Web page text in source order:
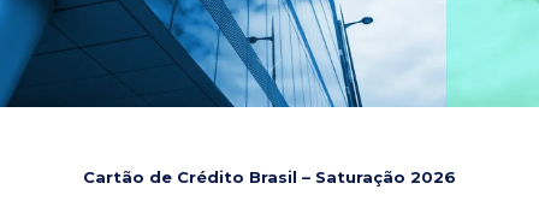
Cartão de Crédito Brasil – Saturação 2026